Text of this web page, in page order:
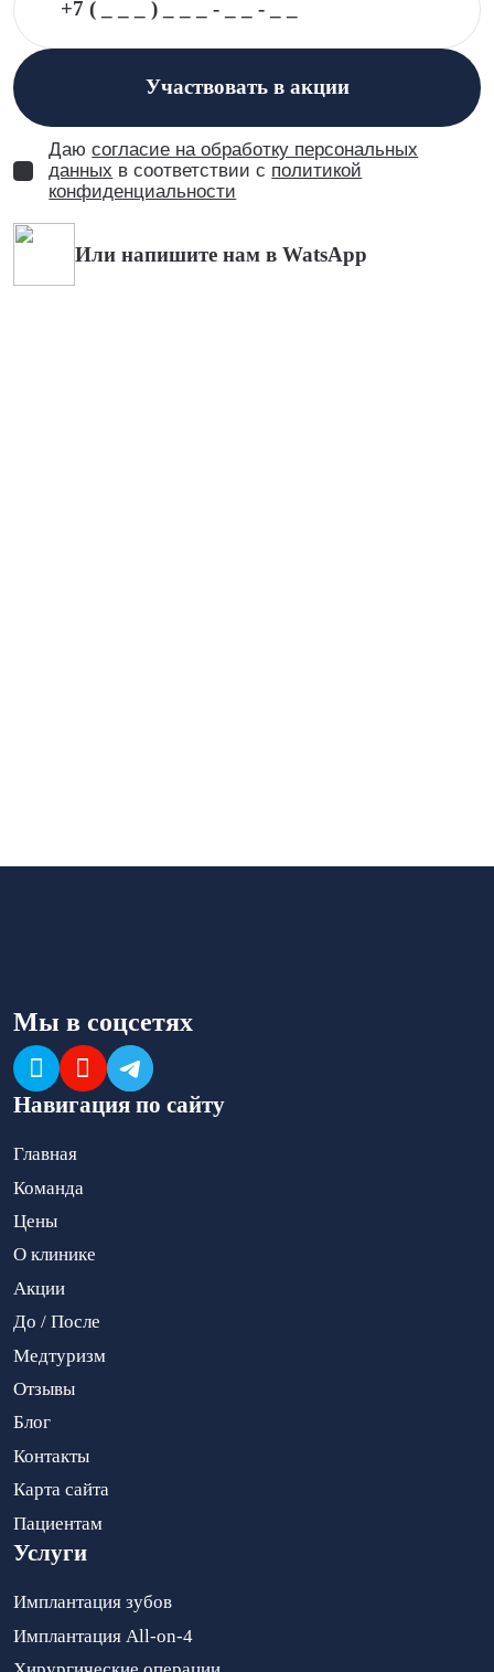
Участвовать в акции
Даюсогласие на обработку персональных
данных в соответствии с политикой
конфиденциальности
Или напишите нам в WatsApp
Мы в соцсетях
Навигация по сайту
Главная
Команда
Цены
О клинике
Акции
До / После
Медтуризм
Отзывы
Блог
Контакты
Карта сайта
Пациентам
Услуги
Имплантация зубов
Имплантация All-on-4